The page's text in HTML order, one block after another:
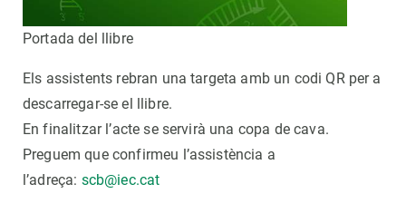
Portada del llibre
Els assistents rebran una targeta amb un codi QR per a
descarregar-se el llibre.
En finalitzar l’acte se servirà una copa de cava.
Preguem que confirmeu l’assistència a
l’adreça: scb@iec.cat